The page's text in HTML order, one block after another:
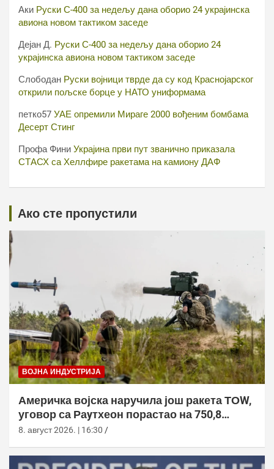
Аки Руски С-400 за недељу дана оборио 24 украјинска
авиона новом тактиком заседе
Дејан Д. Руски С-400 за недељу дана оборио 24
украјинска авиона новом тактиком заседе
Слободан Руски војници тврде да су код Краснојарског
открили пољске борце у НАТО униформама
петко57 УАЕ опремили Мираге 2000 вођеним бомбама
Десерт Стинг
Профа Фини Украјина први пут званично приказала
СТАСХ са Хеллфире ракетама на камиону ДАФ
Ако сте пропустили
ВОЈНА ИНДУСТРИЈА
Америчка војска наручила још ракета ТОW,
уговор са Раyтхеон порастао на 750,8
милиона долара
8. август 2026. | 16:30